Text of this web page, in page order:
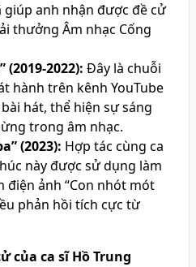
giúp anh nhận được đề cử
thưởng Âm nhạc Cống
(2019-2022): Đây là chuỗi
hành trên kênh YouTube
hát, thể hiện sự sáng
trong âm nhạc.
(2023): Hợp tác cùng ca
này được sử dụng làm
điện ảnh “Con nhót mót
phản hồi tích cực từ
của ca sĩ Hồ Trung